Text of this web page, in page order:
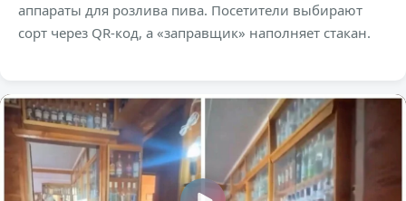
аппараты для розлива пива. Посетители выбирают
сорт через QR-код, а «заправщик» наполняет стакан.